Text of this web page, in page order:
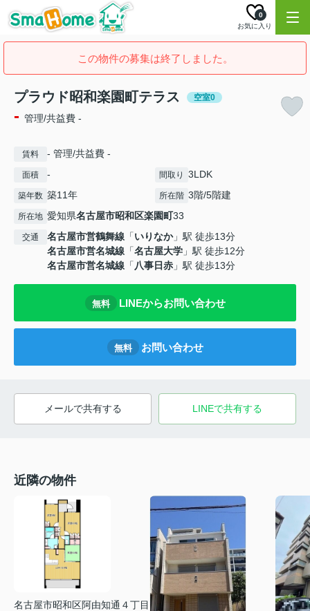
お気に入り
0
この物件の募集は終了しました。
プラウド昭和楽園町テラス 空室0
- 管理/共益費 -
賃料 - 管理/共益費 -
面積 - 間取り 3LDK
築年数 築11年 所在階 3階/5階建
所在地 愛知県名古屋市昭和区楽園町33
交通 名古屋市営鶴舞線 「いりなか」駅 徒歩13分
名古屋市営名城線 「名古屋大学 」駅 徒歩12分
名古屋市営名城線 「 八事日赤 」駅 徒歩13分
無料 LINEからお問い合わせ
無料 お問い合わせ
メールで共有する LINEで共有する
近隣の物件
名古屋市昭和区阿由知通４丁目